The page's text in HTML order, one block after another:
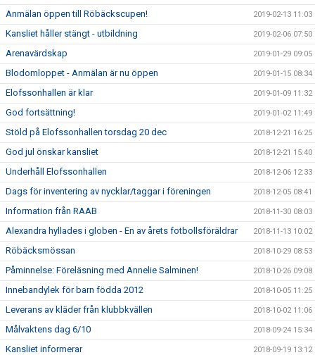
Anmälan öppen till Röbäckscupen! 2019-02-13 11:03
Kansliet håller stängt - utbildning 2019-02-06 07:50
Arenavärdskap 2019-01-29 09:05
Blodomloppet - Anmälan är nu öppen 2019-01-15 08:34
Elofssonhallen är klar 2019-01-09 11:32
God fortsättning! 2019-01-02 11:49
Stöld på Elofssonhallen torsdag 20 dec 2018-12-21 16:25
God jul önskar kansliet 2018-12-21 15:40
Underhåll Elofssonhallen 2018-12-06 12:33
Dags för inventering av nycklar/taggar i föreningen 2018-12-05 08:41
Information från RAAB 2018-11-30 08:03
Alexandra hyllades i globen - En av årets fotbollsföräldrar 2018-11-13 10:02
Röbäcksmössan 2018-10-29 08:53
Påminnelse: Föreläsning med Annelie Salminen! 2018-10-26 09:08
Innebandylek för barn födda 2012 2018-10-05 11:25
Leverans av kläder från klubbkvällen 2018-10-02 11:06
Målvaktens dag 6/10 2018-09-24 15:34
Kansliet informerar 2018-09-19 13:12